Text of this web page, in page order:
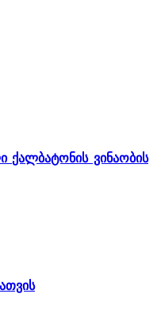
ქალბატონის ვინაობის